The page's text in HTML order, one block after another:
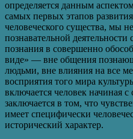
определяется данным
самых первых этапов
человеческого существа, мы
познавательной деятельности
познания в совершенно
виде» — вне общения
людьми, вне влияния на все
восприятия того мира
включается человек начиная
заключается в том, что
имеет специфически
исторический характер.